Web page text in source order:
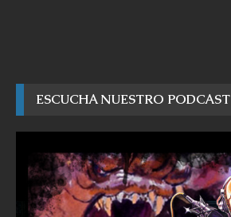
ESCUCHA NUESTRO PODCAST